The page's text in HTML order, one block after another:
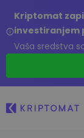
Kriptomat
investiranjem
Vaša sredstva